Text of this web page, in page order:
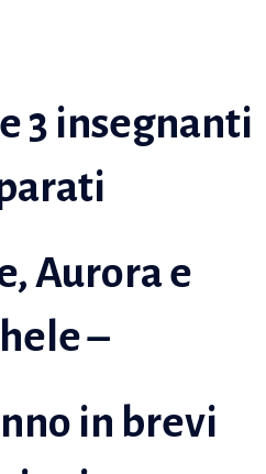
3 insegnanti
Aurora e
–
in brevi